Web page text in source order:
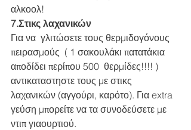
αλκοολ!
7.Στικς λαχανικών
Για να  γλιτώσετε τους θερμιδογόνους
πειρασμούς  ( 1 σακουλάκι πατατάκια
αποδίδει περίπου 500  θερμίδες!!!! )
αντικαταστηστε τους με στικς
λαχανικών (αγγούρι, καρότο). Για extra
γεύση μπορείτε να τα συνοδεύσετε με
ντιπ γιαουρτιού.